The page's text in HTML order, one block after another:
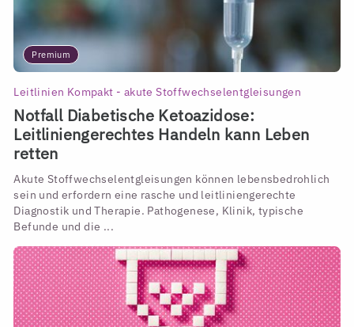
Premium
Leitlinien Kompakt - akute Stoffwechselentgleisungen
Notfall Diabetische Ketoazidose:
Leitliniengerechtes Handeln kann Leben
retten
Akute Stoffwechselentgleisungen können lebensbedrohlich
sein und erfordern eine rasche und leitliniengerechte
Diagnostik und Therapie. Pathogenese, Klinik, typische
Befunde und die ...